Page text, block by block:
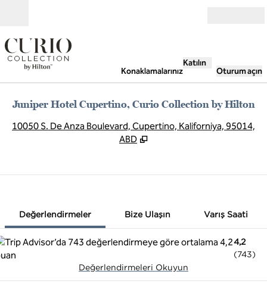
Konaklamalarınız
Katılın
Oturum açın
Juniper Hotel Cupertino, Curio Collection by Hilton
10050 S. De Anza Boulevard, Cupertino, Kaliforniya, 95014,
ABD
Değerlendirmeler Bize Ulaşın
Varış Saati
4,2
(743)
Değerlendirmeleri Okuyun